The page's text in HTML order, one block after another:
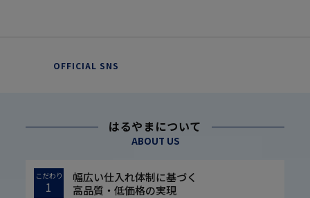
OFFICIAL SNS
はるやまについて
ABOUT US
こだわり
1
幅広い仕入れ体制に基づく
高品質・低価格の実現